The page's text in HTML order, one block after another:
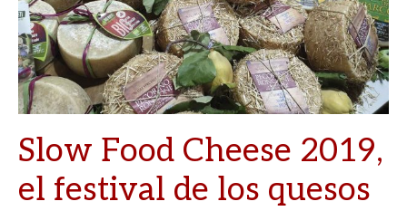
Slow Food Cheese 2019,
el festival de los quesos